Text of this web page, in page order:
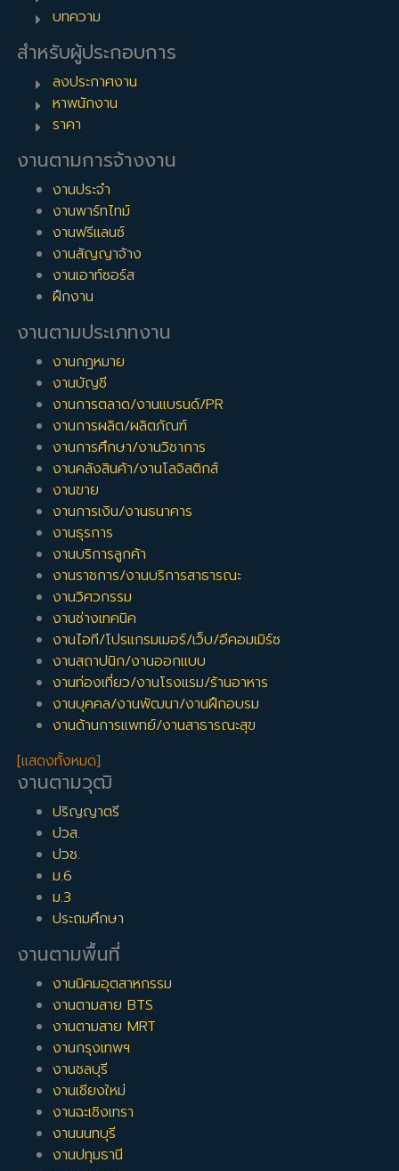
บทความ
สำหรับผู้ประกอบการ
ลงประกาศงาน
หาพนักงาน
ราคา
งานตามการจ้างงาน
งานประจำ
งานพาร์ทไทม์
งานฟรีแลนซ์
งานสัญญาจ้าง
งานเอาท์ซอร์ส
ฝึกงาน
งานตามประเภทงาน
งานกฎหมาย
งานบัญชี
งานการตลาด/งานแบรนด์/PR
งานการผลิต/ผลิตภัณฑ์
งานการศึกษา/งานวิชาการ
งานคลังสินค้า/งานโลจิสติกส์
งานขาย
งานการเงิน/งานธนาคาร
งานธุรการ
งานบริการลูกค้า
งานราชการ/งานบริการสาธารณะ
งานวิศวกรรม
งานช่างเทคนิค
งานไอที/โปรแกรมเมอร์/เว็บ/อีคอมเมิร์ซ
งานสถาปนิก/งานออกแบบ
งานท่องเที่ยว/งานโรงแรม/ร้านอาหาร
งานบุคคล/งานพัฒนา/งานฝึกอบรม
งานด้านการแพทย์/งานสาธารณะสุข
[แสดงทั้งหมด]
งานตามวุฒิ
ปริญญาตรี
ปวส.
ปวช.
ม.6
ม.3
ประถมศึกษา
งานตามพื้นที่
งานนิคมอุตสาหกรรม
งานตามสาย BTS
งานตามสาย MRT
งานกรุงเทพฯ
งานชลบุรี
งานเชียงใหม่
งานฉะเชิงเทรา
งานนนทบุรี
งานปทุมธานี